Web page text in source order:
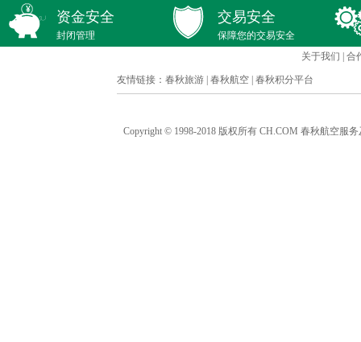
资金安全
封闭管理
交易安全
保障您的交易安全
关于我们
合
友情链接： 春秋旅游 春秋航空 春秋积分平台
Copyright © 1998-2018 版权所有 CH.COM 春秋航空服